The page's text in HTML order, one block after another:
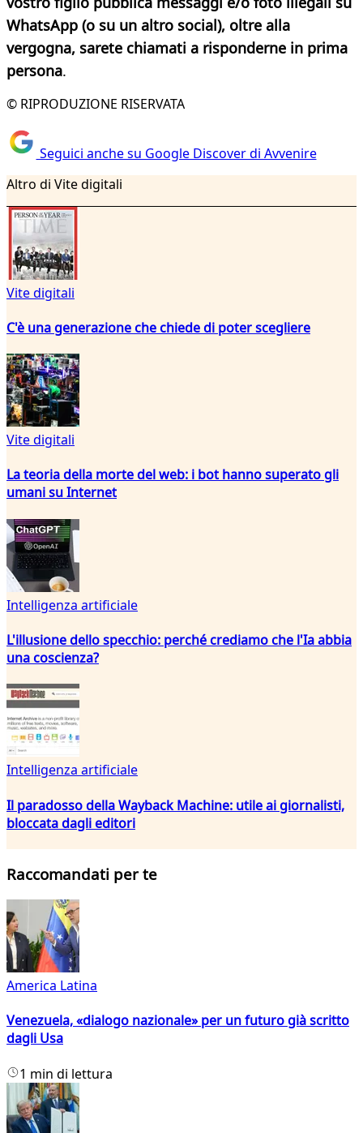
WhatsApp (o su un altro social), oltre alla
vergogna, sarete chiamati a risponderne in prima
persona.
© RIPRODUZIONE RISERVATA
Seguici anche su Google Discover di Avvenire
Altro di Vite digitali
Vite digitali
C'è una generazione che chiede di poter scegliere
Vite digitali
La teoria della morte del web: i bot hanno superato gli
umani su Internet
Intelligenza artificiale
L'illusione dello specchio: perché crediamo che l'Ia abbia
una coscienza?
Intelligenza artificiale
Il paradosso della Wayback Machine: utile ai giornalisti,
bloccata dagli editori
Raccomandati per te
America Latina
Venezuela, «dialogo nazionale» per un futuro già scritto
dagli Usa
1 min di lettura